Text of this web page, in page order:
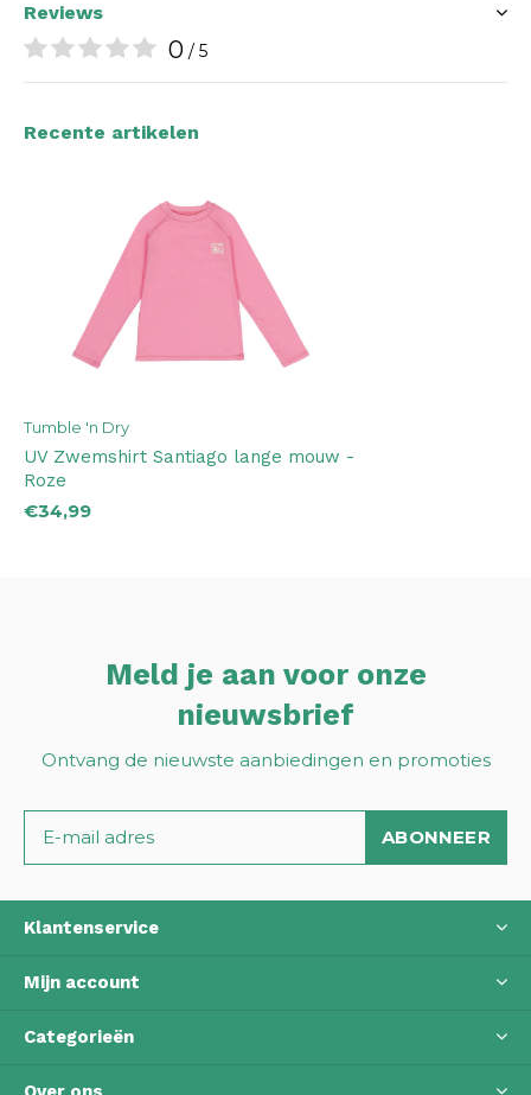
Reviews
0 / 5
Recente artikelen
Tumble 'n Dry
UV Zwemshirt Santiago lange mouw -
Roze
€34,99
Meld je aan voor onze
nieuwsbrief
Ontvang de nieuwste aanbiedingen en promoties
ABONNEER
Klantenservice
Mijn account
Categorieën